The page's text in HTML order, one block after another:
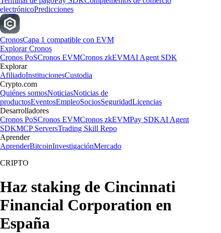
electrónicoPredicciones
CronosCapa 1 compatible con EVM
Explorar Cronos
Cronos PoSCronos EVMCronos zkEVMAI Agent SDK
Explorar
AfiliadoInstitucionesCustodia
Crypto.com
Quiénes somosNoticiasNoticias de
productosEventosEmpleoSociosSeguridadLicencias
Desarrolladores
Cronos PoSCronos EVMCronos zkEVMPay SDKAI Agent
SDKMCP ServersTrading Skill Repo
Aprender
AprenderBitcoinInvestigaciónMercado
CRIPTO
Haz staking de Cincinnati
Financial Corporation en
España